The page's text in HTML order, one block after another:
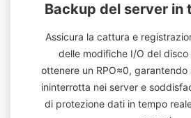
Backup del server in
Assicura la cattura e
delle modifiche I/O del
ottenere un RPO≈0,
ininterrotta nei server e
di protezione dati in tempo